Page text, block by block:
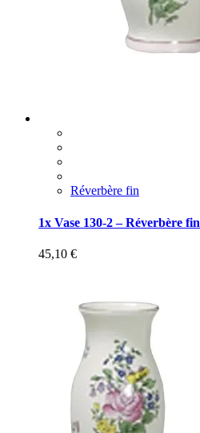
Réverbère fin
1x Vase 130-2 – Réverbère fin
45,10 €